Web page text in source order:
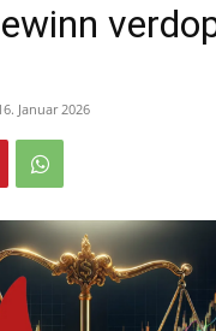
Januar 2026